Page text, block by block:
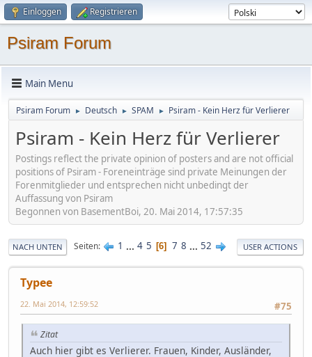
Einloggen Registrieren
Psiram Forum
Main Menu
Psiram Forum ► Deutsch ► SPAM ► Psiram - Kein Herz für Verlierer
Psiram - Kein Herz für Verlierer
Postings reflect the private opinion of posters and are not official
positions of Psiram - Foreneinträge sind private Meinungen der
Forenmitglieder und entsprechen nicht unbedingt der
Auffassung von Psiram
Begonnen von BasementBoi, 20. Mai 2014, 17:57:35
NACH UNTEN Seiten 1 ... 4 5 6 7 8 ... 52 USER ACTIONS
Typee
#75
22. Mai 2014, 12:59:52
Zitat
Auch hier gibt es Verlierer. Frauen, Kinder, Ausländer,